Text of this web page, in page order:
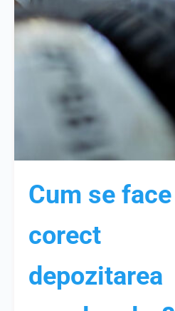
Cum se face
corect
depozitarea